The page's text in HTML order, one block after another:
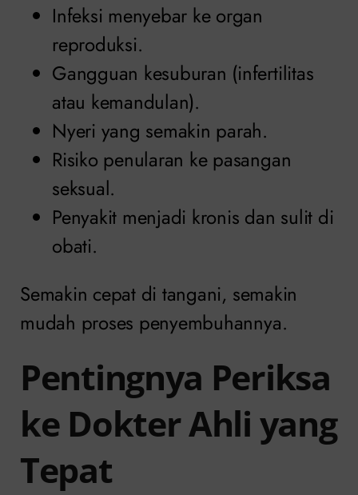
Infeksi menyebar ke organ
reproduksi.
Gangguan kesuburan (infertilitas
atau kemandulan).
Nyeri yang semakin parah.
Risiko penularan ke pasangan
seksual.
Penyakit menjadi kronis dan sulit di
obati.
Semakin cepat di tangani, semakin
mudah proses penyembuhannya.
Pentingnya Periksa
ke Dokter Ahli yang
Tepat